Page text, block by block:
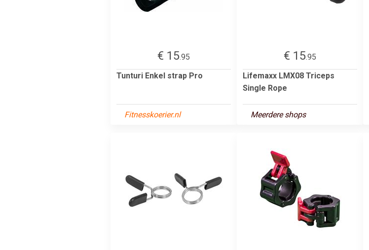
€ 15.95
Tunturi Enkel strap Pro
Fitnesskoerier.nl
€ 15.95
Lifemaxx LMX08 Triceps
Single Rope
Meerdere shops